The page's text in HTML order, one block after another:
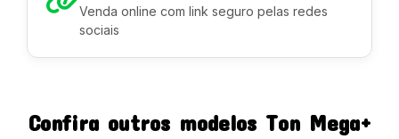
Venda online com link seguro pelas redes
sociais
Confira outros modelos Ton Mega+